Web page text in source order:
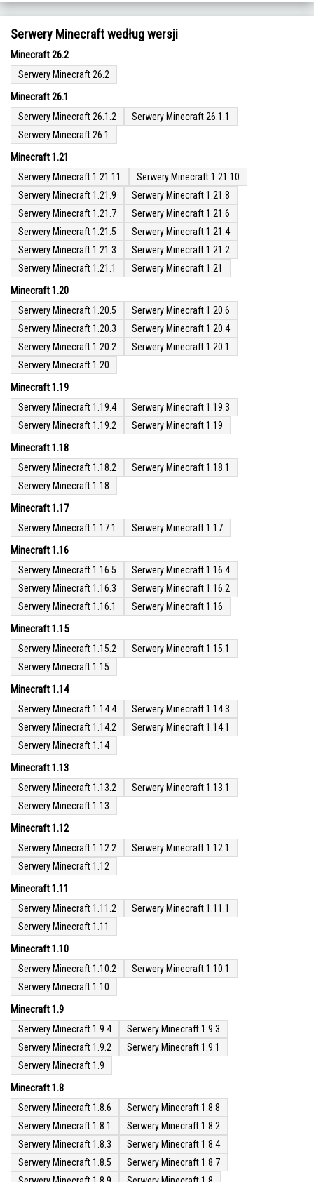
Serwery Minecraft według wersji
Minecraft 26.2
Serwery Minecraft 26.2
Minecraft 26.1
Serwery Minecraft 26.1.2
Serwery Minecraft 26.1.1
Serwery Minecraft 26.1
Minecraft 1.21
Serwery Minecraft 1.21.11
Serwery Minecraft 1.21.10
Serwery Minecraft 1.21.9
Serwery Minecraft 1.21.8
Serwery Minecraft 1.21.7
Serwery Minecraft 1.21.6
Serwery Minecraft 1.21.5
Serwery Minecraft 1.21.4
Serwery Minecraft 1.21.3
Serwery Minecraft 1.21.2
Serwery Minecraft 1.21.1
Serwery Minecraft 1.21
Minecraft 1.20
Serwery Minecraft 1.20.5
Serwery Minecraft 1.20.6
Serwery Minecraft 1.20.3
Serwery Minecraft 1.20.4
Serwery Minecraft 1.20.2
Serwery Minecraft 1.20.1
Serwery Minecraft 1.20
Minecraft 1.19
Serwery Minecraft 1.19.4
Serwery Minecraft 1.19.3
Serwery Minecraft 1.19.2
Serwery Minecraft 1.19
Minecraft 1.18
Serwery Minecraft 1.18.2
Serwery Minecraft 1.18.1
Serwery Minecraft 1.18
Minecraft 1.17
Serwery Minecraft 1.17.1 Serwery Minecraft 1.17
Minecraft 1.16
Serwery Minecraft 1.16.5
Serwery Minecraft 1.16.4
Serwery Minecraft 1.16.3
Serwery Minecraft 1.16.2
Serwery Minecraft 1.16.1
Serwery Minecraft 1.16
Minecraft 1.15
Serwery Minecraft 1.15.2
Serwery Minecraft 1.15.1
Serwery Minecraft 1.15
Minecraft 1.14
Serwery Minecraft 1.14.4
Serwery Minecraft 1.14.3
Serwery Minecraft 1.14.2
Serwery Minecraft 1.14.1
Serwery Minecraft 1.14
Minecraft 1.13
Serwery Minecraft 1.13.2
Serwery Minecraft 1.13.1
Serwery Minecraft 1.13
Minecraft 1.12
Serwery Minecraft 1.12.2
Serwery Minecraft 1.12.1
Serwery Minecraft 1.12
Minecraft 1.11
Serwery Minecraft 1.11.2
Serwery Minecraft 1.11.1
Serwery Minecraft 1.11
Minecraft 1.10
Serwery Minecraft 1.10.2
Serwery Minecraft 1.10.1
Serwery Minecraft 1.10
Minecraft 1.9
Serwery Minecraft 1.9.4
Serwery Minecraft 1.9.3
Serwery Minecraft 1.9.2
Serwery Minecraft 1.9.1
Serwery Minecraft 1.9
Minecraft 1.8
Serwery Minecraft 1.8.6
Serwery Minecraft 1.8.8
Serwery Minecraft 1.8.1
Serwery Minecraft 1.8.2
Serwery Minecraft 1.8.3
Serwery Minecraft 1.8.4
Serwery Minecraft 1.8.5
Serwery Minecraft 1.8.7